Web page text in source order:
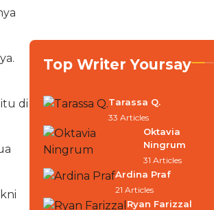
di
Top Writer Yoursay
Tarassa Q.
33 Articles
Oktavia
Ningrum
31 Articles
Ardina Praf
21 Articles
Ryan Farizzal